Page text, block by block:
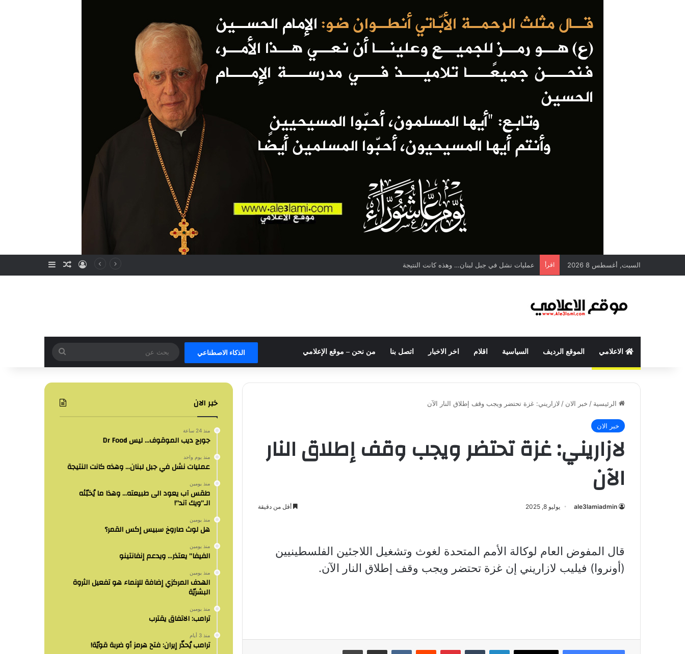
السبت, أغسطس 8 2026 اقرأ عمليات نشل في جبل لبنان… وهذه كانت النتيجة تسجيل الدخول
مقال عشوائي
إضافة عمود
الاعلامي الموقع الرديف السياسية اقلام اخر الاخبار اتصل بنا من نحن – موقع الإعلامي الذكاء الاصطناعي
بحث
عن
الرئيسية / خبر الان / لازاريني: غزة تحتضر ويجب وقف إطلاق النار الآن
خبر الان
لازاريني: غزة تحتضر ويجب وقف إطلاق النار
الآن
ale3lamiadmin يوليو 8, 2025 أقل من دقيقة
قال المفوض العام لوكالة الأمم المتحدة لغوث وتشغيل اللاجئين الفلسطينيين
(أونروا) فيليب لازاريني إن غزة تحتضر ويجب وقف إطلاق النار الآن.
لينكدإن بينتيريست مشاركة عبر البريد طباعة
خبر الان
منذ 24 ساعة
جورج ديب الموقوف… ليس Dr Food
منذ يوم واحد
عمليات نشل في جبل لبنان… وهذه كانت النتيجة
منذ يومين
طقس آب يعود الى طبيعته… وهذا ما يُخبّئه
الـ”ويك آند”!
منذ يومين
هل لوث صاروخ سبيس إكس القمر؟
منذ يومين
الفيفا” يعتذر… ويدعم إنفانتينو
منذ يومين
الهدف المركزي إضافة للإنماء هو تفعيل الثروة
البشريّة
منذ يومين
ترامب: الاتفاق يقترب
منذ 3 أيام
ترامب يُحذّر إيران: فتح هرمز أو ضربة قويّة!